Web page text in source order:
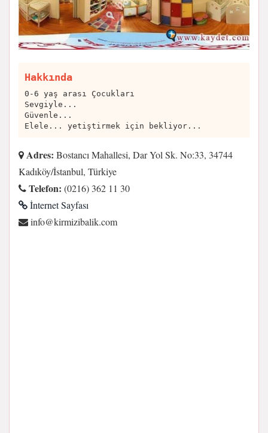
Hakkında
0-6 yaş arası Çocukları
Sevgiyle...
Güvenle...
Elele... yetiştirmek için bekliyor...
Adres: Bostancı Mahallesi, Dar Yol Sk. No:33, 34744
Kadıköy/İstanbul, Türkiye
Telefon: (0216) 362 11 30
İnternet Sayfası
moc.kilabizimrik@ofni